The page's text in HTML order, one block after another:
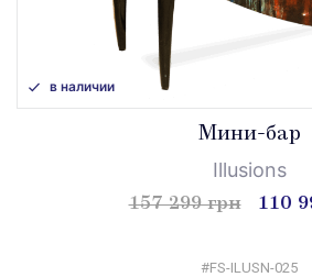
в наличии
Мини-бар
Illusions
157 299 грн 110
#FS-ILUSN-025